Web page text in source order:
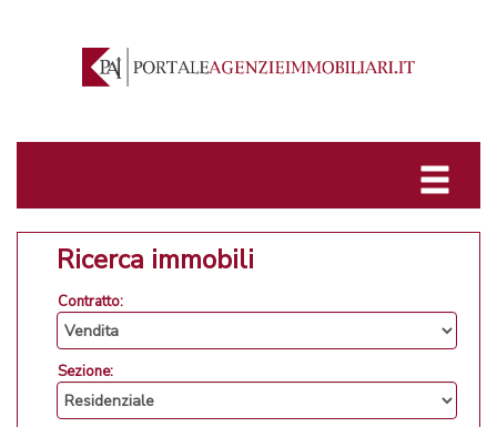
Ricerca immobili
Contratto:
Sezione: